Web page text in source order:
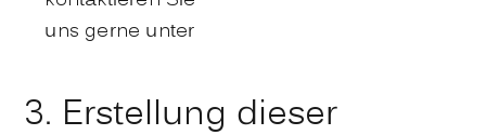
uns gerne unter
3. Erstellung dieser